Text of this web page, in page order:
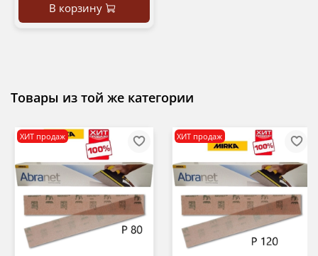
В корзину
Товары из той же категории
ХИТ продаж ХИТ продаж